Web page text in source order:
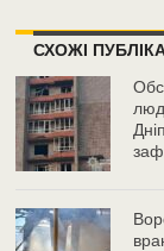
СХОЖІ